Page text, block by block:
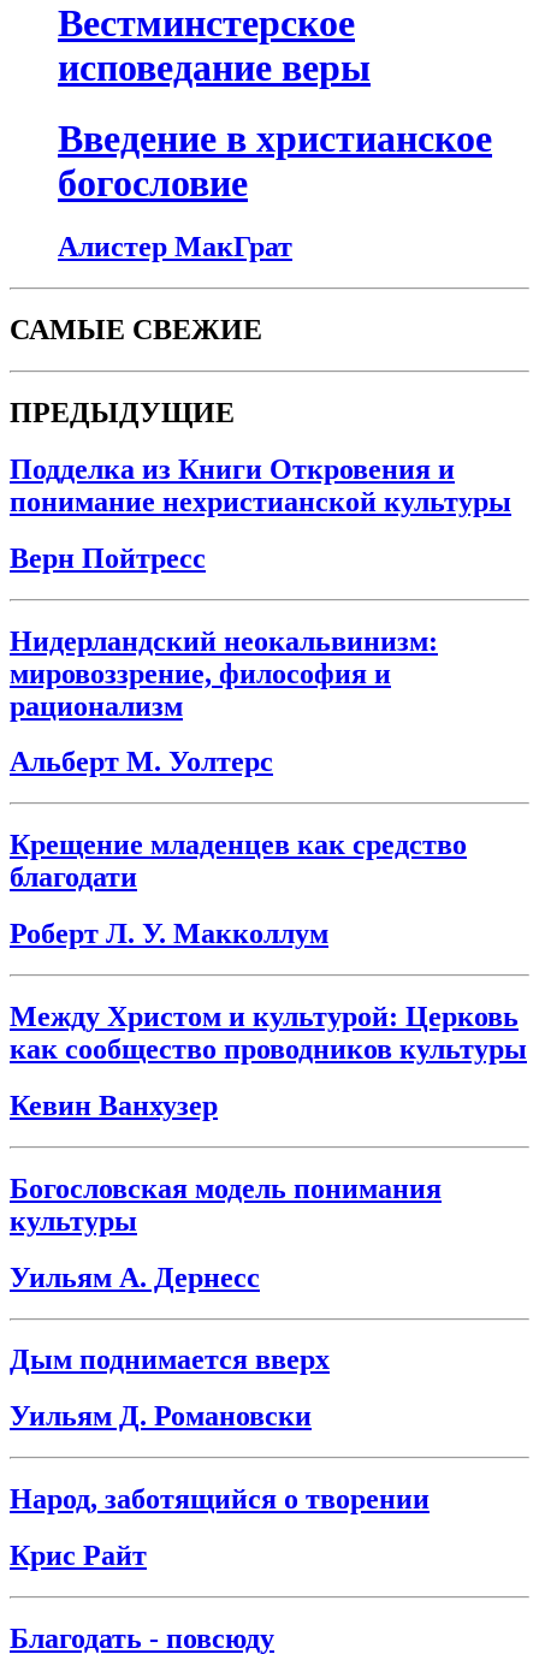
Вестминстерское
исповедание веры
Введение в христианское
богословие
Алистер МакГрат
САМЫЕ СВЕЖИЕ
ПРЕДЫДУЩИЕ
Подделка из Книги Откровения и
понимание нехристианской культуры
Верн Пойтресс
Нидерландский неокальвинизм:
мировоззрение, философия и
рационализм
Альберт М. Уолтерс
Крещение младенцев как средство
благодати
Роберт Л. У. Макколлум
Между Христом и культурой: Церковь
как сообщество проводников культуры
Кевин Ванхузер
Богословская модель понимания
культуры
Уильям А. Дернесс
Дым поднимается вверх
Уильям Д. Романовски
Народ, заботящийся о творении
Крис Райт
Благодать - повсюду